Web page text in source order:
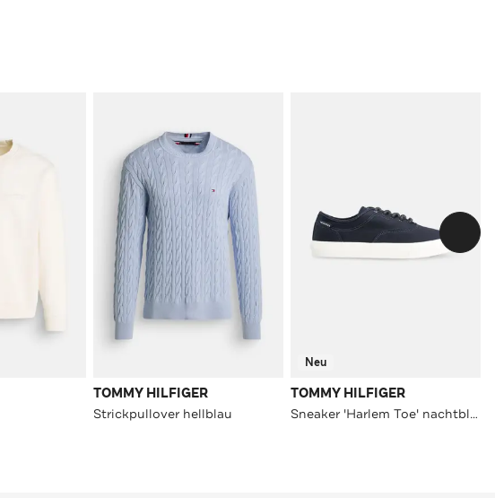
TOMMY HILFIGER
Strickpullover hellblau
Neu
TOMMY HILFIGER
Sneaker 'Harlem Toe' nachtblau